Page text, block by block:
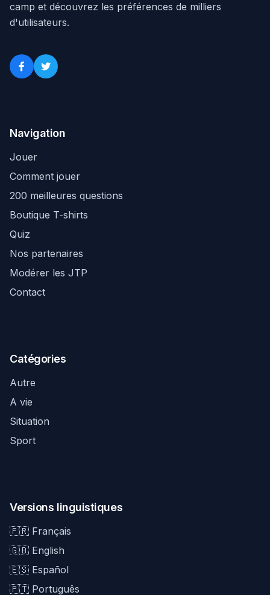
camp et découvrez les préférences de milliers
d'utilisateurs.
Navigation
Jouer
Comment jouer
200 meilleures questions
Boutique T-shirts
Quiz
Nos partenaires
Modérer les JTP
Contact
Catégories
Autre
A vie
Situation
Sport
Versions linguistiques
🇫🇷 Français
🇬🇧 English
🇪🇸 Español
🇵🇹 Português